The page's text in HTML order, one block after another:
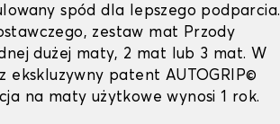
spód dla lepszego podparcia.
zestaw mat Przody
dużej maty, 2 mat lub 3 mat. W
ekskluzywny patent AUTOGRIP©
na maty użytkowe wynosi 1 rok.